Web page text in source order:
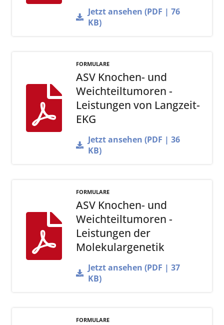
Jetzt ansehen (PDF | 76
KB)
FORMULARE
ASV Knochen- und
Weichteiltumoren -
Leistungen von Langzeit-
EKG
Jetzt ansehen (PDF | 36
KB)
FORMULARE
ASV Knochen- und
Weichteiltumoren -
Leistungen der
Molekulargenetik
Jetzt ansehen (PDF | 37
KB)
FORMULARE